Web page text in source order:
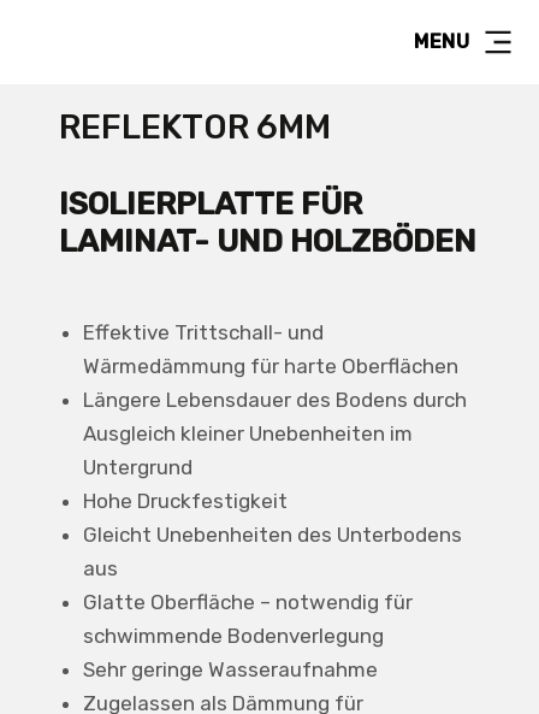
MENU
REFLEKTOR 6MM
ISOLIERPLATTE FÜR
LAMINAT- UND HOLZBÖDEN
Effektive Trittschall- und
Wärmedämmung für harte Oberflächen
Längere Lebensdauer des Bodens durch
Ausgleich kleiner Unebenheiten im
Untergrund
Hohe Druckfestigkeit
Gleicht Unebenheiten des Unterbodens
aus
Glatte Oberfläche – notwendig für
schwimmende Bodenverlegung
Sehr geringe Wasseraufnahme
Zugelassen als Dämmung für